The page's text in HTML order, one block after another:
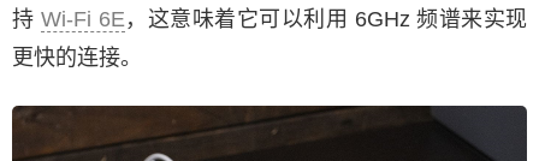
持 Wi-Fi 6E，这意味着它可以利用 6GHz 频谱来实现
更快的连接。